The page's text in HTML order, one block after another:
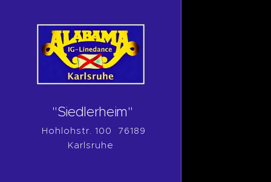
"Siedlerheim"
Hohlohstr. 100 76189
Karlsruhe